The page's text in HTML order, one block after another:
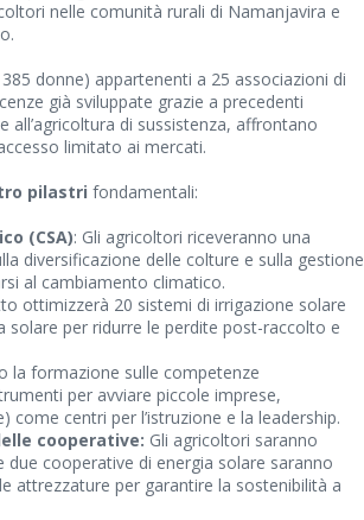
nelle comunità rurali di Namanjavira e
donne) appartenenti a 25 associazioni di
già sviluppate grazie a precedenti
all’agricoltura di sussistenza, affrontano
limitato ai mercati.
pilastri fondamentali:
(CSA): Gli agricoltori riceveranno una
diversificazione delle colture e sulla gestione
al cambiamento climatico.
ottimizzerà 20 sistemi di irrigazione solare
per ridurre le perdite post-raccolto e
la formazione sulle competenze
per avviare piccole imprese,
come centri per l’istruzione e la leadership.
cooperative: Gli agricoltori saranno
cooperative di energia solare saranno
attrezzature per garantire la sostenibilità a